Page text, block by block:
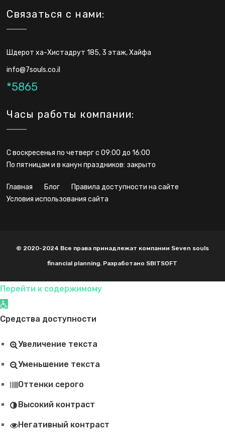
Связаться с нами:
Шдерот ха-Хистадрут 185, 3 этаж, Хайфа
info@7souls.co.il
*5865
Часы работы компании:
С воскресенья по четверг с 09:00 до 16:00
По пятницам и в канун праздников: закрыто
главная блог
правила доступности на сайте
условия использования сайта
© 2020-2024 Все права принадлежат компании Seven souls
financial planning. Разработано SBITSOFT
Перейти к содержимому
Открыть панель инструментов
Средства доступности
Увеличение текста
Уменьшение текста
Оттенки серого
Высокий контраст
Негативный контраст